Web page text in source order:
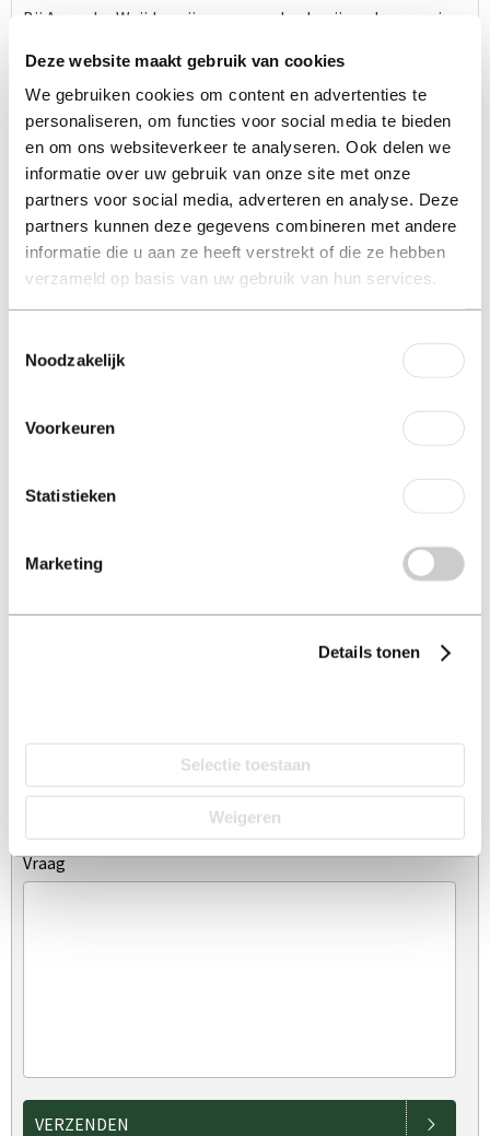
Deze website maakt gebruik van cookies
We gebruiken cookies om content en advertenties te
personaliseren, om functies voor social media te bieden
en om ons websiteverkeer te analyseren. Ook delen we
informatie over uw gebruik van onze site met onze
partners voor social media, adverteren en analyse. Deze
partners kunnen deze gegevens combineren met andere
informatie die u aan ze heeft verstrekt of die ze hebben
verzameld op basis van uw gebruik van hun services.
Noodzakelijk
Voorkeuren
Statistieken
Marketing
Details tonen
Selectie toestaan
Weigeren
Bij A van der Weijden zijn we meer dan kozijnen leverancier
verrassingen: alles blijft in eigen handen, zodat u altijd
weet waar u aan toe bent.
Wat uw project ook nodig heeft,ons antwoord is simpel:
“Wij regelen het.”
VRAAG EEN OFFERTE AAN
Aanhef *
Vraag
VERZENDEN